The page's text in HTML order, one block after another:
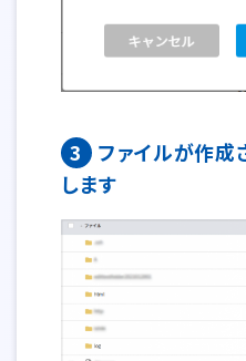
3
ファイルが作成
します